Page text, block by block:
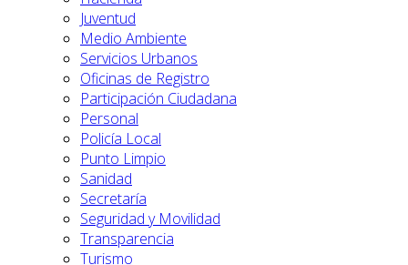
Juventud
Medio Ambiente
Servicios Urbanos
Oficinas de Registro
Participación Ciudadana
Personal
Policía Local
Punto Limpio
Sanidad
Secretaría
Seguridad y Movilidad
Transparencia
Turismo